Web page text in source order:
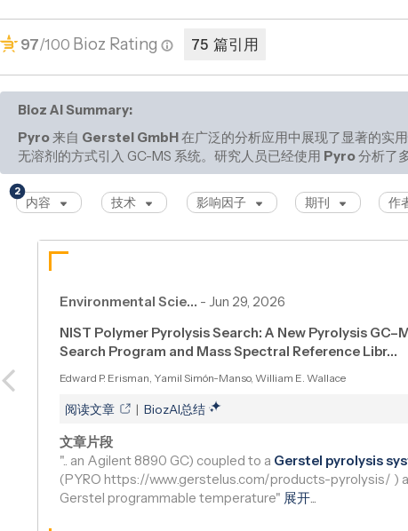
97/100 Bioz Rating 75 篇引用
Bioz AI Summary:
Pyro来自 Gerstel GmbH在广泛的分析应用中展现了显著的实
无溶剂的方式引入 GC-MS 系统。研究人员已经使用 Pyro分析了
内容
2
技术 影响因子 期刊 作
Environmental Scie… - Jun 29, 2026
NIST Polymer Pyrolysis Search: A New Pyrolysis
Search Program and Mass Spectral Reference Libr…
Edward P. Erisman, Yamil Simón-Manso, William E. Wallace
阅读文章 | BiozAI总结
文章片段
".. an Agilent 8890 GC) coupled to a Gerstel pyrolysis
(PYRO https://www.gerstelus.com/products-pyrolysis/ )
Gerstel programmable temperature" 展开